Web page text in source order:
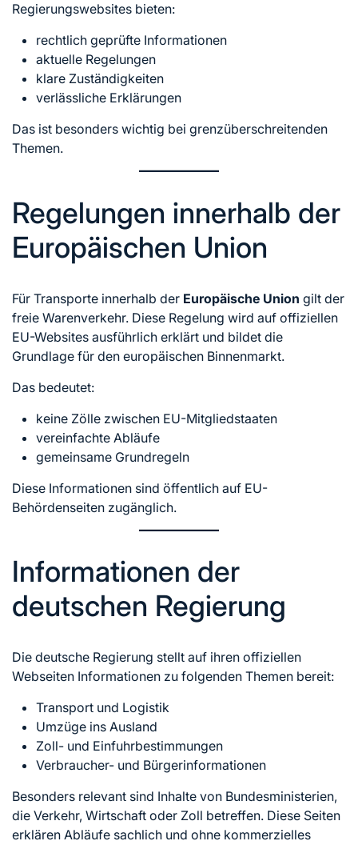
Regierungswebsites bieten:
rechtlich geprüfte Informationen
aktuelle Regelungen
klare Zuständigkeiten
verlässliche Erklärungen
Das ist besonders wichtig bei grenzüberschreitenden
Themen.
Regelungen innerhalb der
Europäischen Union
Für Transporte innerhalb der Europäische Union gilt der
freie Warenverkehr. Diese Regelung wird auf offiziellen
EU-Websites ausführlich erklärt und bildet die
Grundlage für den europäischen Binnenmarkt.
Das bedeutet:
keine Zölle zwischen EU-Mitgliedstaaten
vereinfachte Abläufe
gemeinsame Grundregeln
Diese Informationen sind öffentlich auf EU-
Behördenseiten zugänglich.
Informationen der
deutschen Regierung
Die deutsche Regierung stellt auf ihren offiziellen
Webseiten Informationen zu folgenden Themen bereit:
Transport und Logistik
Umzüge ins Ausland
Zoll- und Einfuhrbestimmungen
Verbraucher- und Bürgerinformationen
Besonders relevant sind Inhalte von Bundesministerien,
die Verkehr, Wirtschaft oder Zoll betreffen. Diese Seiten
erklären Abläufe sachlich und ohne kommerzielles